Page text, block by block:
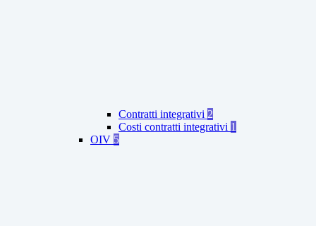
Contratti integrativi 2
Costi contratti integrativi 1
OIV 5